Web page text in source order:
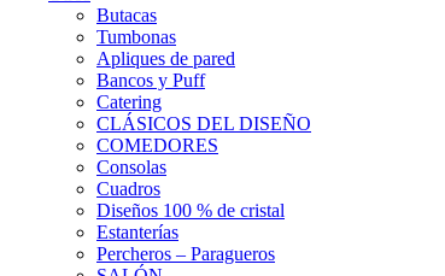
Butacas
Tumbonas
Apliques de pared
Bancos y Puff
Catering
CLÁSICOS DEL DISEÑO
COMEDORES
Consolas
Cuadros
Diseños 100 % de cristal
Estanterías
Percheros – Paragueros